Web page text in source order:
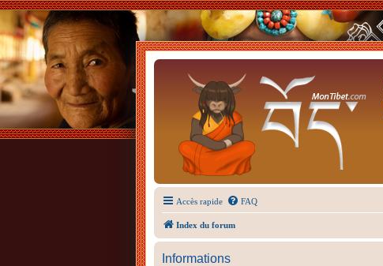
Accès rapide FAQ
Index du forum
Informations